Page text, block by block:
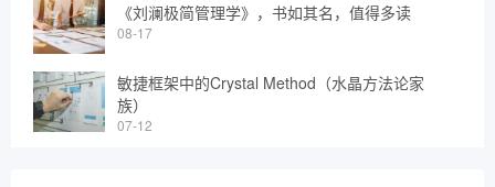
《刘澜极简管理学》，书如其名，值得多读
08-17
敏捷框架中的Crystal Method（水晶方法论家
族）
07-12